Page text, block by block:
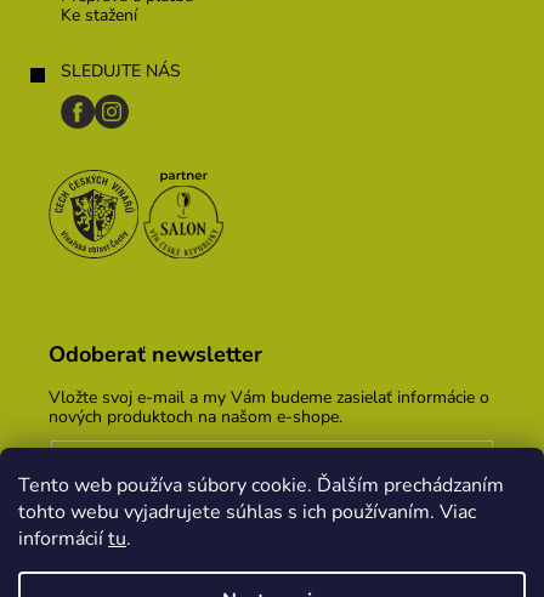
Tento web používa súbory cookie. Ďalším prechádzaním
tohto webu vyjadrujete súhlas s ich používaním. Viac
informáciítu.
Ke stažení
SLEDUJTE NÁS
Odoberať newsletter
Vložte svoj e-mail a my Vám budeme zasielať informácie o
nových produktoch na našom e-shope.
Vložením e-mailu súhlasíte s podmienkami ochrany
osobných údajov
PRIHLÁSIŤ SA